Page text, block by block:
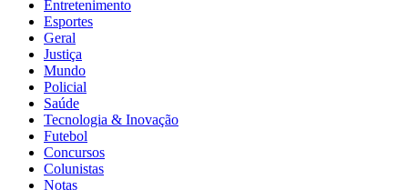
Entretenimento
Esportes
Geral
Justiça
Mundo
Policial
Saúde
Tecnologia & Inovação
Futebol
Concursos
Colunistas
Notas